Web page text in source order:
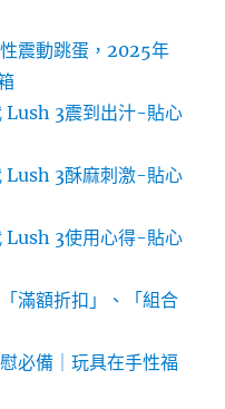
性震動跳蛋，2025年
Lush 3震到出汁-貼心
Lush 3酥麻刺激-貼心
Lush 3使用心得-貼心
滿額折扣」、「組合
必備｜玩具在手性福